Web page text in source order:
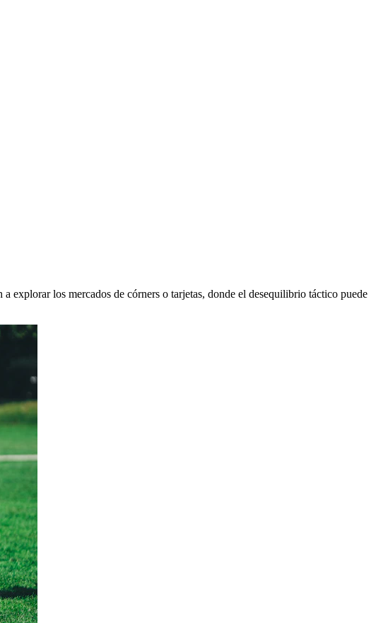
explorar los mercados de córners o tarjetas, donde el desequilibrio táctico puede